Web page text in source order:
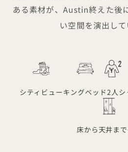
ある素材が、Austin終えた後
い空間を演出して
シティビューキングベッド 2人 シ
床から天井ま